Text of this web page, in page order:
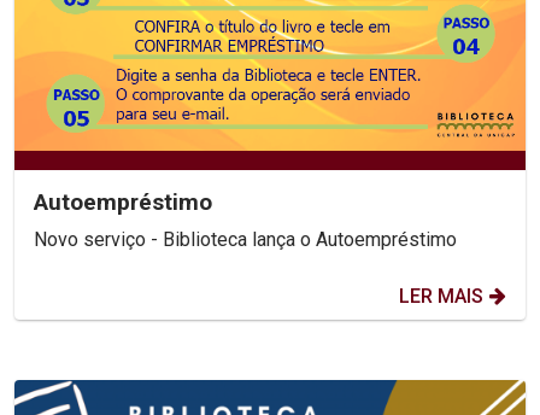
Autoempréstimo
Novo serviço - Biblioteca lança o Autoempréstimo
LER MAIS